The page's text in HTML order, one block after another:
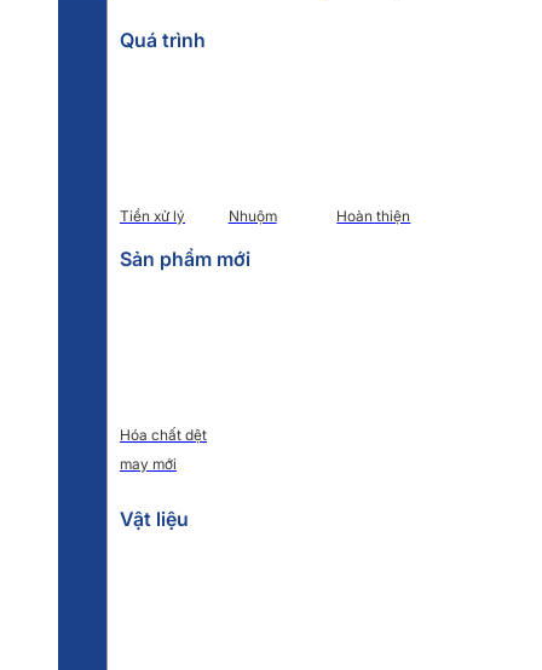
Quá trình
Tiền xử lý Nhuộm Hoàn thiện
Sản phẩm mới
Hóa chất dệt
may mới
Vật liệu